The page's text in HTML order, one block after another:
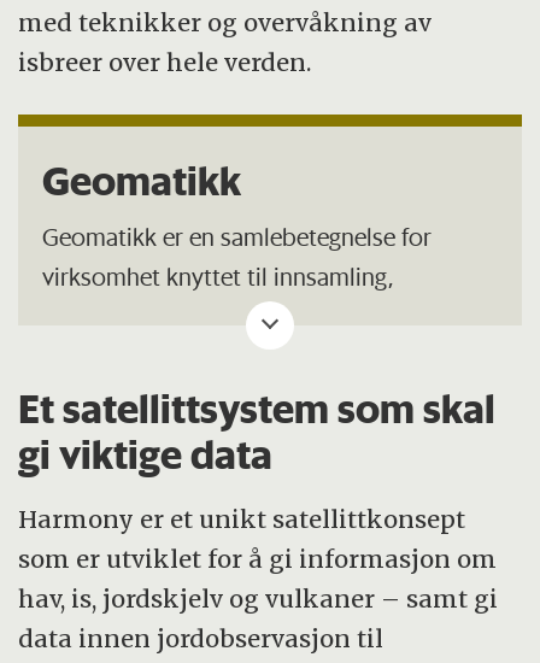
med teknikker og overvåkning av
isbreer over hele verden.
Geomatikk
Geomatikk er en samlebetegnelse for
virksomhet knyttet til innsamling,
bearbeiding, analyse, lagring, distribusjon,
presentasjon og anvendelse av romlig
stedfestet informasjon. Uttrykket
geomatikk har i økende grad etter
overgangen til det 21. århundre erstattet
tidligere uttrykk som «kart og oppmåling»
og «karttekniske fag».
Kilde:Store norske leksikon
Et satellittsystem som skal
gi viktige data
Harmony er et unikt satellittkonsept
som er utviklet for å gi informasjon om
hav, is, jordskjelv og vulkaner – samt gi
data innen jordobservasjon til